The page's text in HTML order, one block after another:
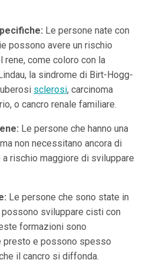
Le persone nate con
possono avere un rischio
rene, come coloro con la
la sindrome di Birt-Hogg-
sclerosi, carcinoma
o cancro renale familiare.
Le persone che hanno una
non necessitano ancora di
rischio maggiore di sviluppare
Le persone che sono state in
sviluppare cisti con
formazioni sono
presto e possono spesso
il cancro si diffonda.